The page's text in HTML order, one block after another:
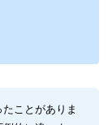
ことがありま